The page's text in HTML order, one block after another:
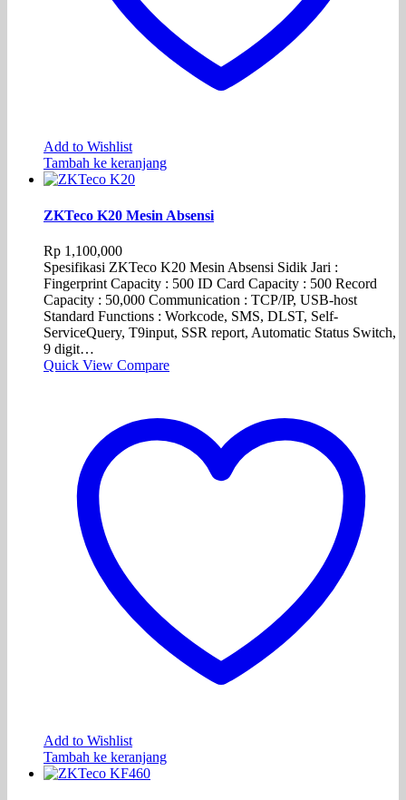
Add to Wishlist
Tambah ke keranjang
ZKTeco K20 Mesin Absensi
Rp 1,100,000
Spesifikasi ZKTeco K20 Mesin Absensi Sidik Jari :
Fingerprint Capacity : 500 ID Card Capacity : 500 Record
Capacity : 50,000 Communication : TCP/IP, USB-host
Standard Functions : Workcode, SMS, DLST, Self-
ServiceQuery, T9input, SSR report, Automatic Status Switch,
9 digit…
Quick View Compare
Add to Wishlist
Tambah ke keranjang